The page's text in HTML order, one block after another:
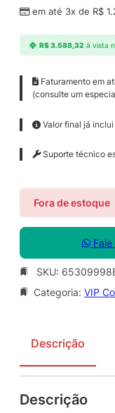
em até 3x de R$
R$3.588,32 à vista
Faturamento em
(consulte um
Valor final já inclui
Suporte técnico
Fora de estoque
SKU:
Categoria: VIP
Descrição
Descrição